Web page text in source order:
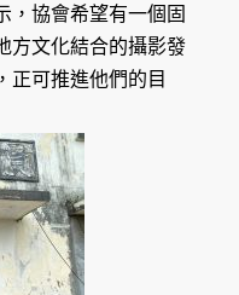
，協會希望有一個固
方文化結合的攝影發
正可推進他們的目